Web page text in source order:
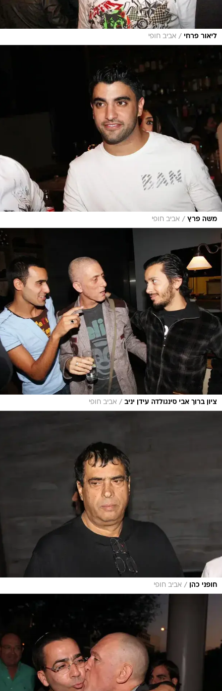
ליאור פרחי / אביב חופי
משה פרץ / אביב חופי
ציון ברוך אבי סינגולדה עידן יניב / אביב חופי
חופני כהן / אביב חופי